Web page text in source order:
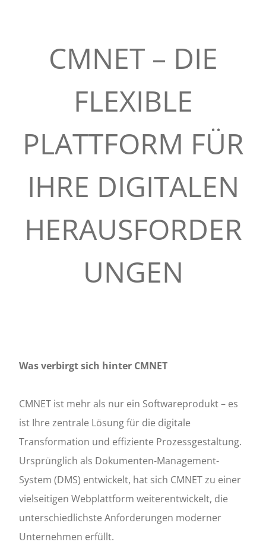
n
D
CMNET – DIE
FLEXIBLE
PLATTFORM FÜR
IHRE DIGITALEN
HERAUSFORDER
UNGEN
Was verbirgt sich hinter CMNET
CMNET ist mehr als nur ein Softwareprodukt – es
ist Ihre zentrale Lösung für die digitale
Transformation und effiziente Prozessgestaltung.
Ursprünglich als Dokumenten-Management-
System (DMS) entwickelt, hat sich CMNET zu einer
vielseitigen Webplattform weiterentwickelt, die
unterschiedlichste Anforderungen moderner
Unternehmen erfüllt.